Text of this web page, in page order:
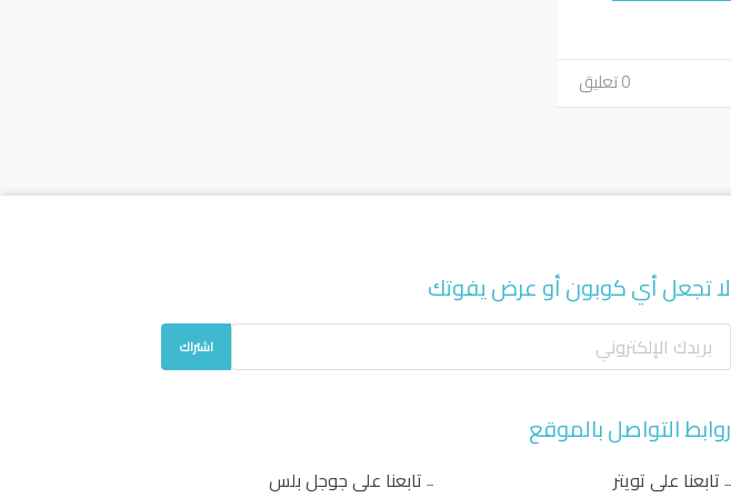
0 تعليق
لا تجعل أي كوبون أو عرض يفوتك
اشتراك
روابط التواصل بالموقع
تابعنا على تويتر تابعنا على جوجل بلس